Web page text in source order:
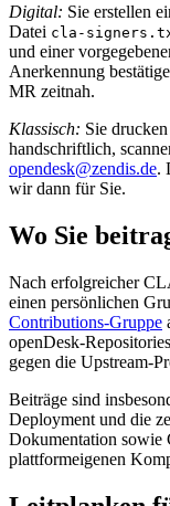
Digital: Sie erstellen
Datei cla-
und einer
Anerkennung
MR zeitnah.
Klassisch: Sie
handschriftlich,
opendesk@zendis.de.
wir dann für Sie.
Wo Sie
Nach erfolgreicher
einen persönlichen
Contributions-Gruppe
openDesk-
gegen die Upstream-
Beiträge sind
Deployment und die
Dokumentation sowie
plattformeigenen